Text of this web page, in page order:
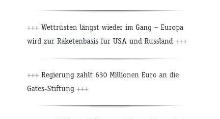
+++ Wettrüsten längst wieder im Gang – Europa
wird zur Raketenbasis für USA und Russland +++
+++ Regierung zahlt 630 Millionen Euro an die
Gates-Stiftung +++